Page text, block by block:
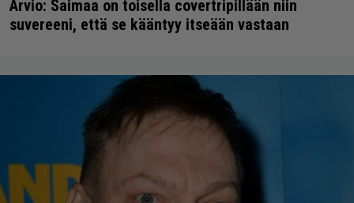
Arvio: Saimaa on toisella covertripillään niin
suvereeni, että se kääntyy itseään vastaan